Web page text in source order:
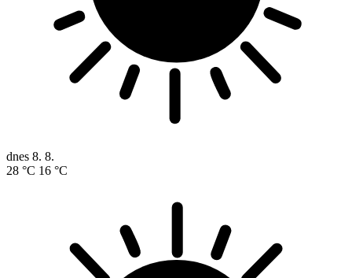
dnes 8. 8.
28 °C 16 °C